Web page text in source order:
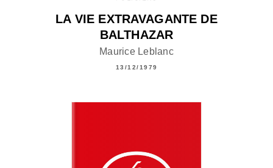
LA VIE EXTRAVAGANTE DE
BALTHAZAR
Maurice Leblanc
13/12/1979